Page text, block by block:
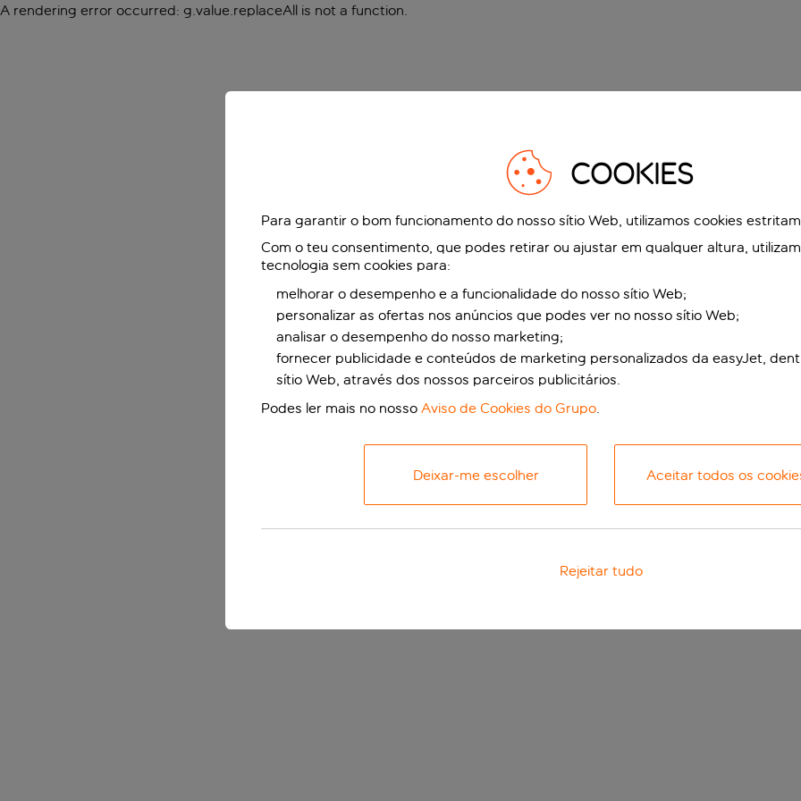
A rendering error occurred: g.value.replaceAll is not a function.
COOKIES
Para garantir o bom funcionamento do nosso sítio Web, utilizamos cookies
Com o teu consentimento, que podes retirar ou ajustar em qualquer altura,
tecnologia sem cookies para:
melhorar o desempenho e a funcionalidade do nosso sítio Web;
personalizar as ofertas nos anúncios que podes ver no nosso sítio Web;
analisar o desempenho do nosso marketing;
fornecer publicidade e conteúdos de marketing personalizados da easyJet,
sítio Web, através dos nossos parceiros publicitários.
Podes ler mais no nosso Aviso de Cookies do Grupo.
Deixar-me escolher Aceitar todos os
Rejeitar tudo